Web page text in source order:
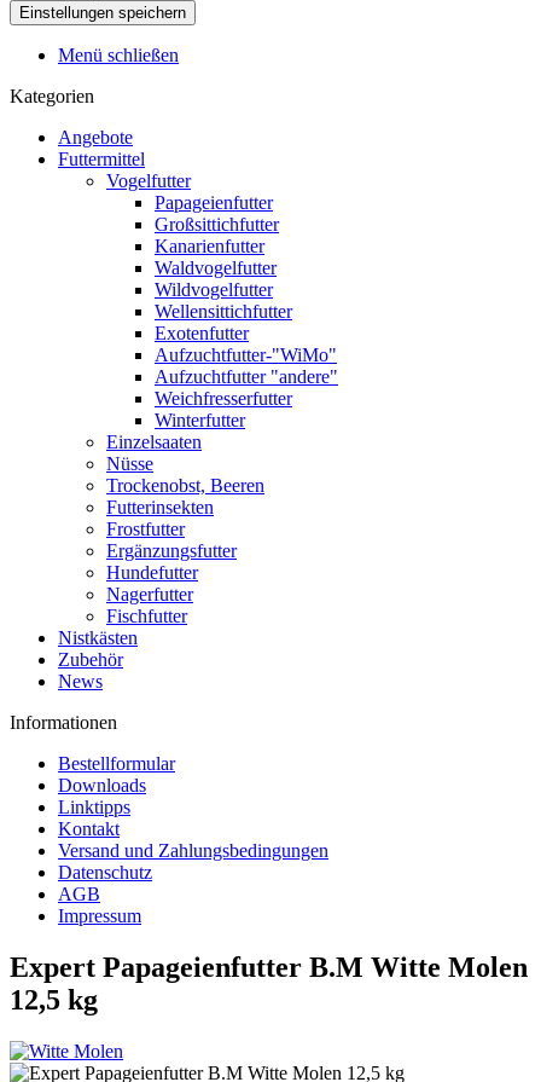
Menü schließen
Kategorien
Angebote
Futtermittel
Vogelfutter
Papageienfutter
Großsittichfutter
Kanarienfutter
Waldvogelfutter
Wildvogelfutter
Wellensittichfutter
Exotenfutter
Aufzuchtfutter-"WiMo"
Aufzuchtfutter "andere"
Weichfresserfutter
Winterfutter
Einzelsaaten
Nüsse
Trockenobst, Beeren
Futterinsekten
Frostfutter
Ergänzungsfutter
Hundefutter
Nagerfutter
Fischfutter
Nistkästen
Zubehör
News
Informationen
Bestellformular
Downloads
Linktipps
Kontakt
Versand und Zahlungsbedingungen
Datenschutz
AGB
Impressum
Expert Papageienfutter B.M Witte Molen
12,5 kg